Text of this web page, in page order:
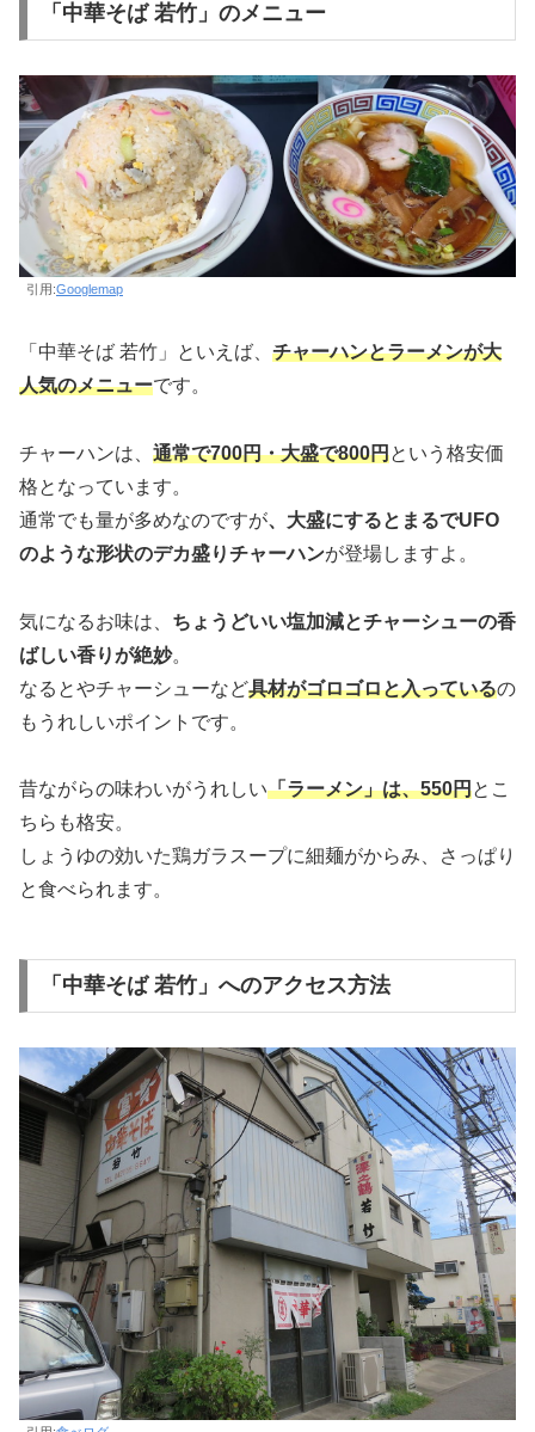
「中華そば 若竹」のメニュー
引用:Googlemap
「中華そば 若竹」といえば、 チャーハンとラーメンが大
人気のメニューです。
チャーハンは、 通常で700円・大盛で800円という格安価
格となっています。
通常でも量が多めなのですが、大盛にするとまるでUFO
のような形状のデカ盛りチャーハンが登場しますよ。
気になるお味は、 ちょうどいい塩加減とチャーシューの香
ばしい香りが絶妙。
なるとやチャーシューなど具材がゴロゴロと入っているの
もうれしいポイントです。
昔ながらの味わいがうれしい「ラーメン」は、550円とこ
ちらも格安。
しょうゆの効いた鶏ガラスープに細麺がからみ、さっぱり
と食べられます。
「中華そば 若竹」へのアクセス方法